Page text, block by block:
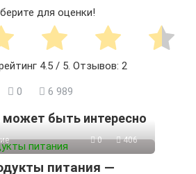
для оценки!
4.5/ 5. Отзывов: 2
0 6 989
быть интересно
0 406
питания —